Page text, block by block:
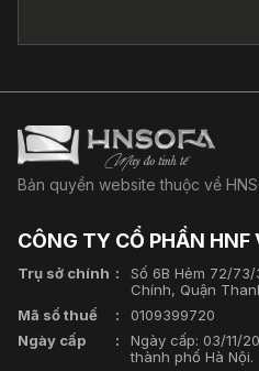
Bản quyền website thuộc về
CÔNG TY CỔ PHẦN HNF
Trụ sở chính
Số 6B Hẻm 72/
Chính, Quận
Mã số thuế
0109399720
Ngày cấp
Ngày cấp: 03/11/
thành phố Hà Nội.